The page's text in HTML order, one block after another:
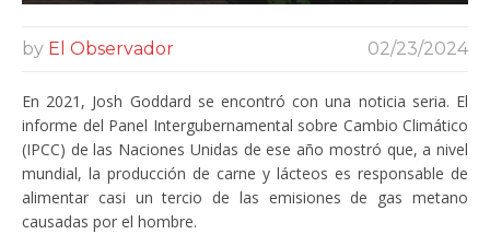
by El Observador 02/23/2024
En 2021, Josh Goddard se encontró con una noticia seria. El
informe del Panel Intergubernamental sobre Cambio Climático
(IPCC) de las Naciones Unidas de ese año mostró que, a nivel
mundial, la producción de carne y lácteos es responsable de
alimentar casi un tercio de las emisiones de gas metano
causadas por el hombre.